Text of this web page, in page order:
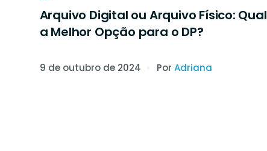
Arquivo Digital ou Arquivo Físico: Qual
a Melhor Opção para o DP?
9 de outubro de 2024 Por Adriana